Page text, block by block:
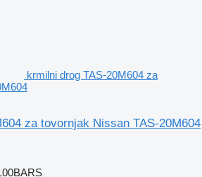
krmilni drog TAS-20M604 za
za tovornjak Nissan TAS-20M604